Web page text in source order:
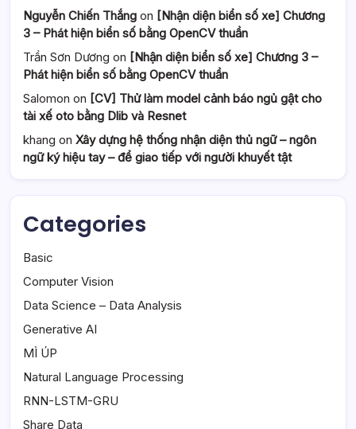
Nguyễn Chiến Thắng on [Nhận diện biển số xe] Chương
3 – Phát hiện biển số bằng OpenCV thuần
Trần Sơn Dương on [Nhận diện biển số xe] Chương 3 –
Phát hiện biển số bằng OpenCV thuần
Salomon on [CV] Thử làm model cảnh báo ngủ gật cho
tài xế oto bằng Dlib và Resnet
khang on Xây dựng hệ thống nhận diện thủ ngữ – ngôn
ngữ ký hiệu tay – để giao tiếp với người khuyết tật
Categories
Basic
Computer Vision
Data Science – Data Analysis
Generative AI
MÌ ÚP
Natural Language Processing
RNN-LSTM-GRU
Share Data